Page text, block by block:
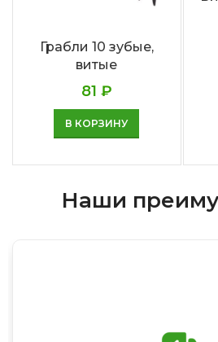
Грабли 10 зубые,
витые
81 ₽
В КОРЗИНУ
Наши